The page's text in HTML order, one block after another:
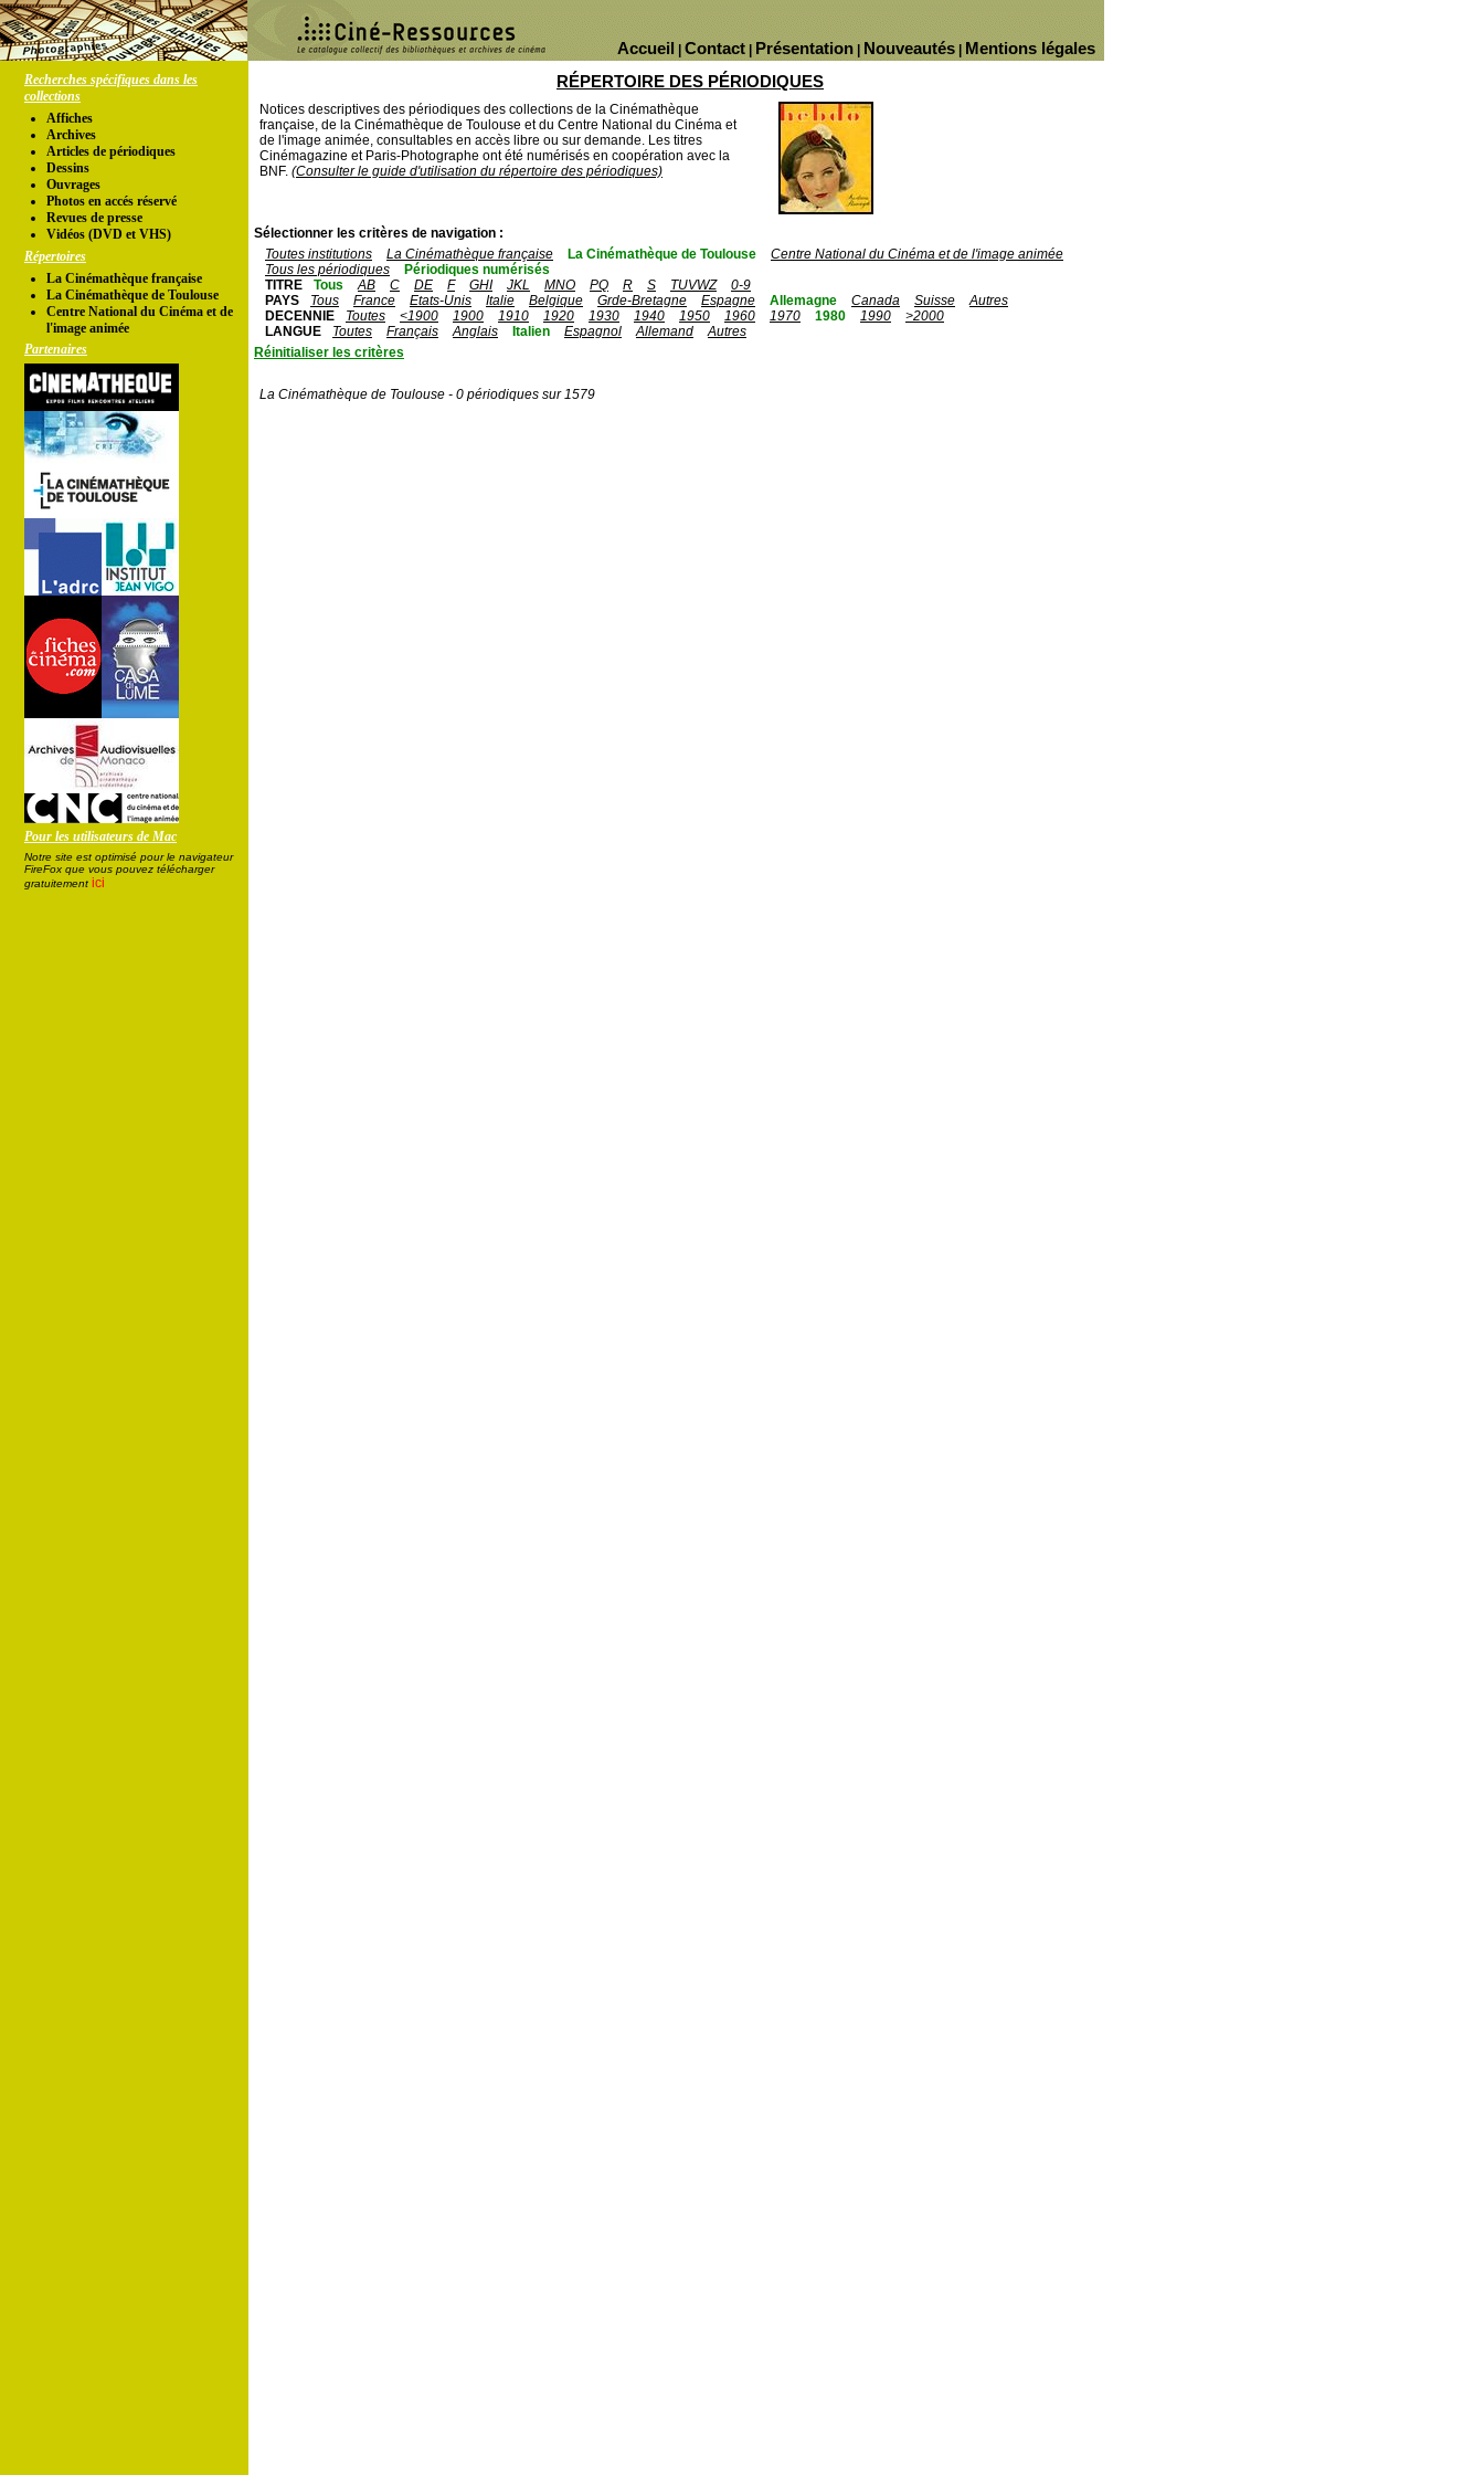
Mentions légales
Nouveautés
Présentation
Contact
Accueil
Recherches spécifiques dans les
collections
Affiches
Archives
Articles de périodiques
Dessins
Ouvrages
Photos en accés réservé
Revues de presse
Vidéos (DVD et VHS)
Répertoires
La Cinémathèque française
La Cinémathèque de Toulouse
Centre National du Cinéma et de
l'image animée
Partenaires
Pour les utilisateurs de Mac
Notre site est optimisé pour le navigateur
FireFox que vous pouvez télécharger
gratuitement ici
RÉPERTOIRE DES PÉRIODIQUES
Notices descriptives des périodiques des collections de la Cinémathèque
française, de la Cinémathèque de Toulouse et du Centre National du Cinéma et
de l'image animée, consultables en accès libre ou sur demande. Les titres
Cinémagazine et Paris-Photographe ont été numérisés en coopération avec la
BNF. (Consulter le guide d'utilisation du répertoire des périodiques)
Sélectionner les critères de navigation :
Toutes institutions
La Cinémathèque française La Cinémathèque de Toulouse
Centre National du Cinéma et de l'image animée
Tous les périodiques
Périodiques numérisés
TITRE
Tous AB C DE F GHI JKL MNO PQ R S TUVWZ
0-9
PAYS
Tous France Etats-Unis Italie Belgique Grde-Bretagne Espagne Allemagne Canada Suisse
Autres
DECENNIE
Toutes <1900 1900 1910 1920 1930 1940 1950 1960 1970 1980 1990
>2000
LANGUE
Toutes Français Anglais Italien Espagnol Allemand
Autres
Réinitialiser les critères
La Cinémathèque de Toulouse - 0 périodiques sur 1579